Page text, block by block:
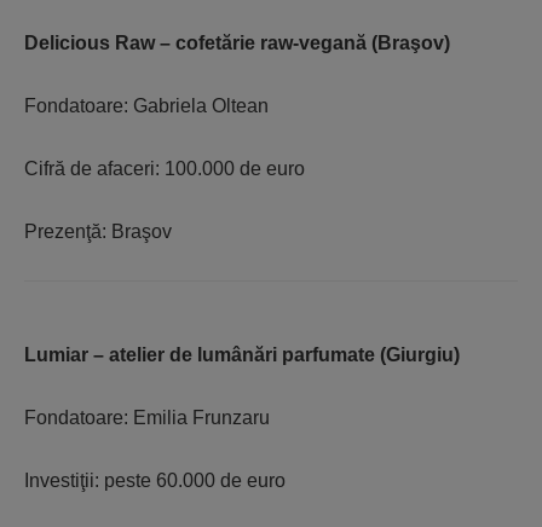
Delicious Raw – cofetărie raw-vegană (Braşov)
Fondatoare: Gabriela Oltean
Cifră de afaceri: 100.000 de euro
Prezenţă: Braşov
Lumiar – atelier de lumânări parfumate (Giurgiu)
Fondatoare: Emilia Frunzaru
Investiţii: peste 60.000 de euro